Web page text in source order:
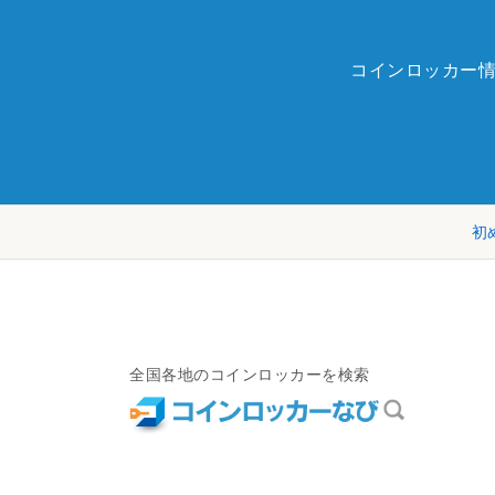
コインロッカー
初
全国各地のコインロッカーを検索